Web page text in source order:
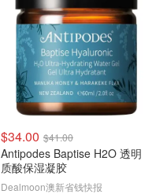
$34.00 $41.00
Antipodes Baptise H2O 透明
质酸保湿凝胶
Dealmoon澳新省钱快报